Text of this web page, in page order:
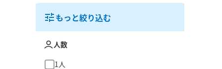
もっと絞り込む
人数
1人